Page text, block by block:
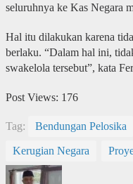
seluruhnya ke Kas Negara
Hal itu dilakukan karena
berlaku. “Dalam hal ini,
swakelola tersebut”, kata
Post Views: 176
Tag: Bendungan Pelosika
Kerugian Negara